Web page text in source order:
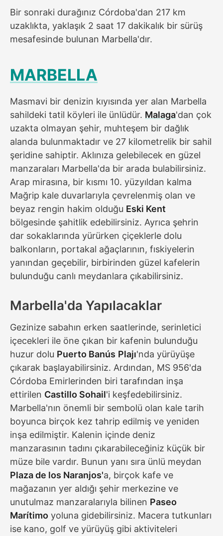
Bir sonraki durağınız Córdoba'dan 217 km
uzaklıkta, yaklaşık 2 saat 17 dakikalık bir sürüş
mesafesinde bulunan Marbella'dır.
MARBELLA
Masmavi bir denizin kıyısında yer alan Marbella
sahildeki tatil köyleri ile ünlüdür. Malaga'dan çok
uzakta olmayan şehir, muhteşem bir dağlık
alanda bulunmaktadır ve 27 kilometrelik bir sahil
şeridine sahiptir. Aklınıza gelebilecek en güzel
manzaraları Marbella'da bir arada bulabilirsiniz.
Arap mirasına, bir kısmı 10. yüzyıldan kalma
Mağrip kale duvarlarıyla çevrelenmiş olan ve
beyaz rengin hakim olduğu Eski Kent
bölgesinde şahitlik edebilirsiniz. Ayrıca şehrin
dar sokaklarında yürürken çiçeklerle dolu
balkonların, portakal ağaçlarının, fıskiyelerin
yanından geçebilir, birbirinden güzel kafelerin
bulunduğu canlı meydanlara çıkabilirsiniz.
Marbella'da Yapılacaklar
Gezinize sabahın erken saatlerinde, serinletici
içecekleri ile öne çıkan bir kafenin bulunduğu
huzur dolu Puerto Banús Plajı'nda yürüyüşe
çıkarak başlayabilirsiniz. Ardından, MS 956'da
Córdoba Emirlerinden biri tarafından inşa
ettirilen Castillo Sohail'i keşfedebilirsiniz.
Marbella'nın önemli bir sembolü olan kale tarih
boyunca birçok kez tahrip edilmiş ve yeniden
inşa edilmiştir. Kalenin içinde deniz
manzarasının tadını çıkarabileceğiniz küçük bir
müze bile vardır. Bunun yanı sıra ünlü meydan
Plaza de los Naranjos'a, birçok kafe ve
mağazanın yer aldığı şehir merkezine ve
unutulmaz manzaralarıyla bilinen Paseo
Marítimo yoluna gidebilirsiniz. Macera tutkunları
ise kano, golf ve yürüyüş gibi aktiviteleri